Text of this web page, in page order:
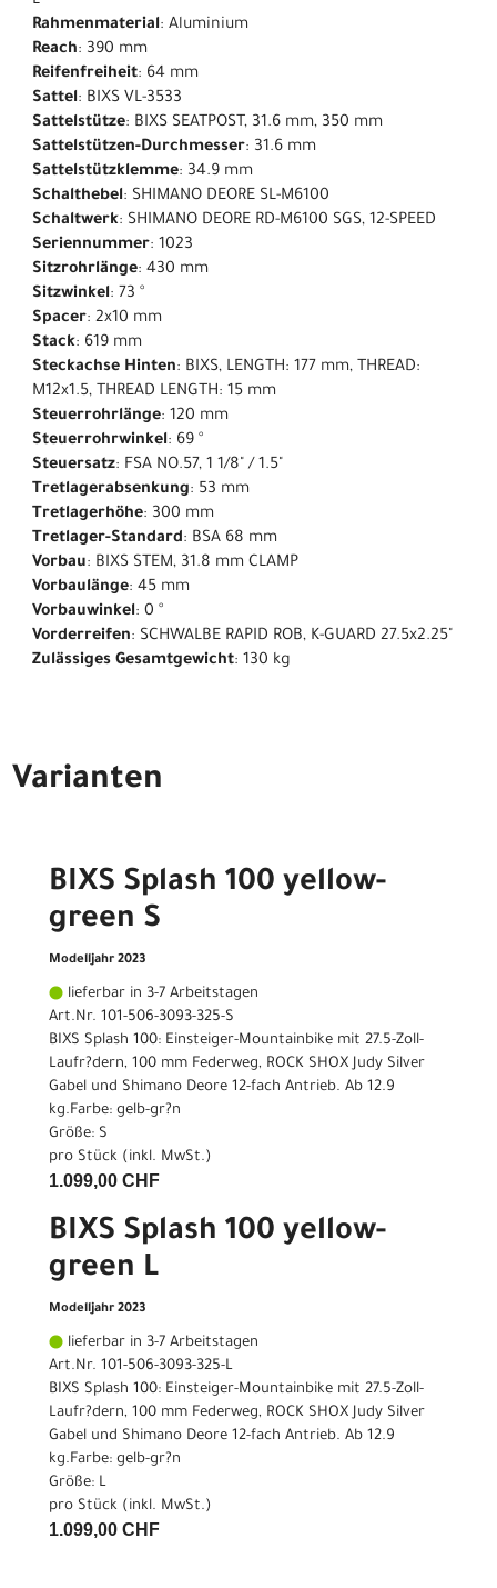
Rahmenmaterial: Aluminium
Reach: 390 mm
Reifenfreiheit: 64 mm
Sattel: BIXS VL-3533
Sattelstütze: BIXS SEATPOST, 31.6 mm, 350 mm
Sattelstützen-Durchmesser: 31.6 mm
Sattelstützklemme: 34.9 mm
Schalthebel: SHIMANO DEORE SL-M6100
Schaltwerk: SHIMANO DEORE RD-M6100 SGS, 12-SPEED
Seriennummer: 1023
Sitzrohrlänge: 430 mm
Sitzwinkel: 73 °
Spacer: 2x10 mm
Stack: 619 mm
Steckachse Hinten: BIXS, LENGTH: 177 mm, THREAD:
M12x1.5, THREAD LENGTH: 15 mm
Steuerrohrlänge: 120 mm
Steuerrohrwinkel: 69 °
Steuersatz: FSA NO.57, 1 1/8" / 1.5"
Tretlagerabsenkung: 53 mm
Tretlagerhöhe: 300 mm
Tretlager-Standard: BSA 68 mm
Vorbau: BIXS STEM, 31.8 mm CLAMP
Vorbaulänge: 45 mm
Vorbauwinkel: 0 °
Vorderreifen: SCHWALBE RAPID ROB, K-GUARD 27.5x2.25"
Zulässiges Gesamtgewicht: 130 kg
Varianten
BIXS Splash 100 yellow-
green S
Modelljahr 2023
lieferbar in 3-7 Arbeitstagen
Art.Nr. 101-506-3093-325-S
BIXS Splash 100: Einsteiger-Mountainbike mit 27.5-Zoll-
Laufr?dern, 100 mm Federweg, ROCK SHOX Judy Silver
Gabel und Shimano Deore 12-fach Antrieb. Ab 12.9
kg.Farbe: gelb-gr?n
Größe: S
pro Stück (inkl. MwSt.)
1.099,00 CHF
BIXS Splash 100 yellow-
green L
Modelljahr 2023
lieferbar in 3-7 Arbeitstagen
Art.Nr. 101-506-3093-325-L
BIXS Splash 100: Einsteiger-Mountainbike mit 27.5-Zoll-
Laufr?dern, 100 mm Federweg, ROCK SHOX Judy Silver
Gabel und Shimano Deore 12-fach Antrieb. Ab 12.9
kg.Farbe: gelb-gr?n
Größe: L
pro Stück (inkl. MwSt.)
1.099,00 CHF